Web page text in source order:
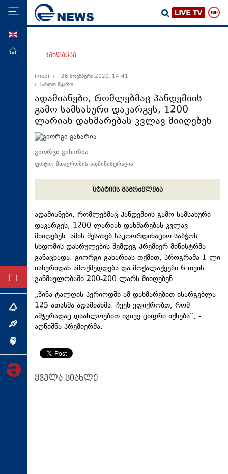
მთავარი
ეკონომიკა
მსოფლიო
ჯანდაცვა
საზოგადოება
სამართალი
სპორტი
ტექნოლოგიები
ტაბლოიდი
არქივი
თემა
ინტერვიუ
ჯანდაცვა
imedi /
26 ნოემბერი 2020, 14:41
/ სანდო წყარო
ადამიანები, რომლებმაც პანდემიის
გამო სამსახური დაკარგეს, 1200-
ლარიან დახმარებას კვლავ მიიღებენ
გიორგი გახარია
ფოტო: მთავრობის ადმინისტრაცია
სტატიის გაგრძელება
ადამიანები, რომლებმაც პანდემიის გამო სამსახური
დაკარგეს, 1200-ლარიან დახმარებას კვლავ
მიიღებენ. ამის შესახებ საკოორდინაციო საბჭოს
სხდომის დასრულების შემდეგ პრემიერ-მინისტრმა
განაცხადა. გიორგი გახარიას თქმით, პროგრამა 1-ლი
იანვრიდან ამოქმედდება და მოქალაქეები 6 თვის
განმავლობაში 200-200 ლარს მიიღებენ.
„წინა ტალღის პერიოდში ამ დახმარებით ისარგებლა
125 ათასმა ადამიანმა. ჩვენ ვფიქრობთ, რომ
ამჯერადაც დაახლოებით იგივე ციფრი იქნება“, -
აღნიშნა პრემიერმა.
ყველა სიახლე